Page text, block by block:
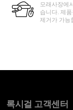
모래사장에
습니다. 제
제거가 가능
록시걸 고객센터